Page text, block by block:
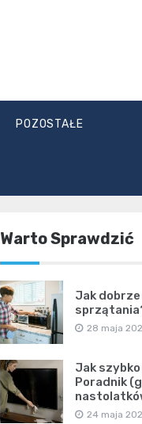
POZOSTAŁE
Warto Sprawdzić
Jak
28 maja
Jak
Poradnik
24 maja